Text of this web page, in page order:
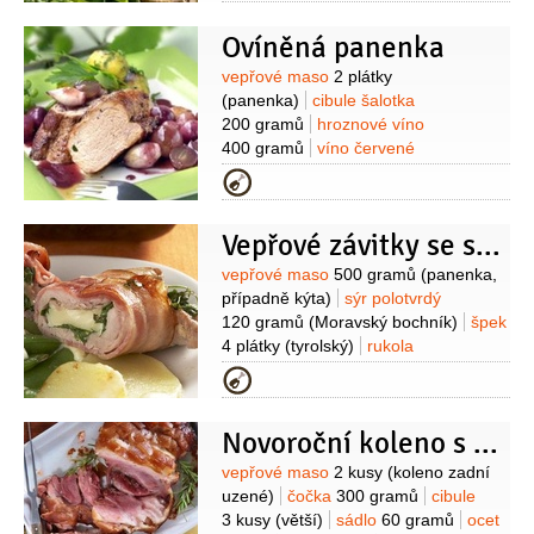
Ovíněná panenka
Suroviny
vepřové maso 2 plátky
(panenka)
cibule šalotka
200 gramů
hroznové víno
400 gramů
víno červené
250 mililitrů
4 lžíce
cukr1 lžíce
šťáva citronová
1 lžička
Kategorie
Vepřové závitky se sýrem a rukolou
Suroviny
vepřové maso 500 gramů (panenka,
případně kýta)
sýr polotvrdý
120 gramů (Moravský bochník)
špek
4 plátky (tyrolský)
rukola
100 gramů
vymazání)
bazalka1 špetka
brambory600 gramů (bez
slupky)
hrášek 500 gramů
(zelený
nebo cukrový)
sýr Mozzarella
100 gramů
sýr krémový
80 gramů
Kategorie
Novoroční koleno s čočkou
Suroviny
vepřové maso 2 kusy (koleno zadní
uzené)
čočka 300 gramů
cibule
3 kusy (větší) sádlo 60 gramů
ocet